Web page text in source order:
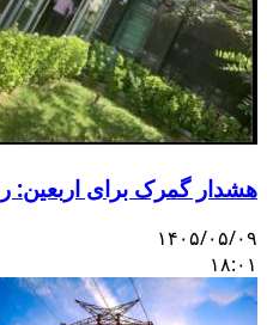
هشدار گمرک برای اربعین:
۱۴۰۵/۰۵/۰۹
۱۸:۰۱